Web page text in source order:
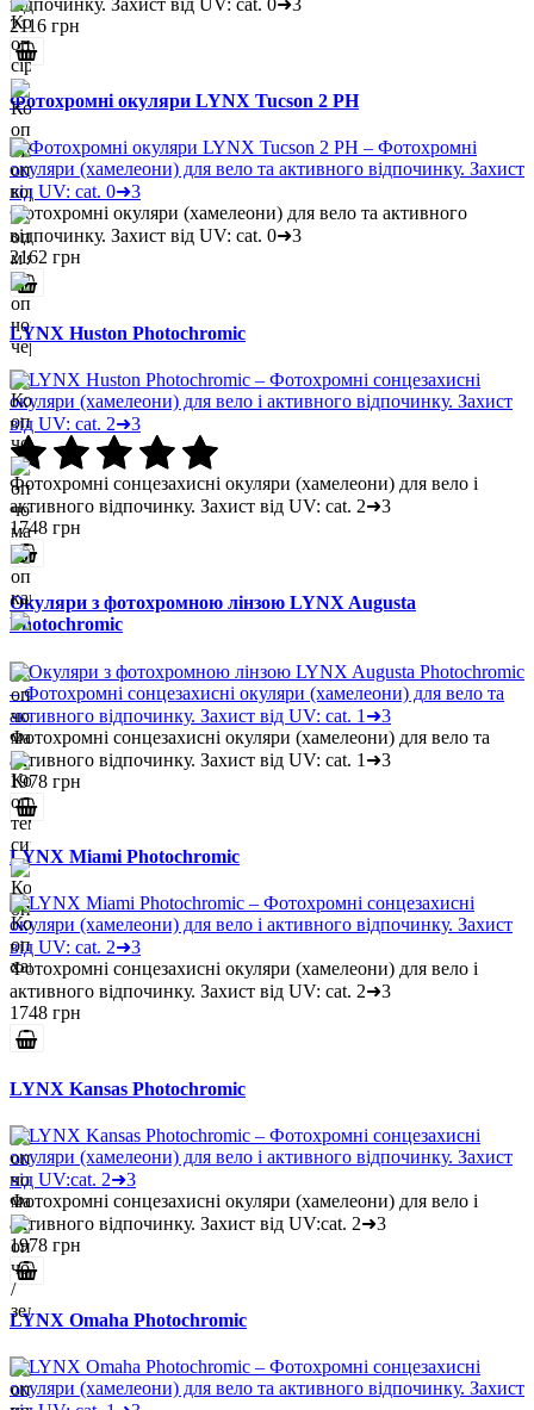
2116 грн
Фотохромні окуляри LYNX Tucson 2 PH
Фотохромні окуляри (хамелеони) для вело та активного
відпочинку. Захист від UV: cat. 0➜3
2162 грн
LYNX Huston Photochromic
Фотохромні сонцезахисні окуляри (хамелеони) для вело і
активного відпочинку. Захист від UV: cat. 2➜3
1748 грн
Окуляри з фотохромною лінзою LYNX Augusta
Photochromic
Фотохромні сонцезахисні окуляри (хамелеони) для вело та
активного відпочинку. Захист від UV: cat. 1➜3
1978 грн
LYNX Miami Photochromic
Фотохромні сонцезахисні окуляри (хамелеони) для вело і
активного відпочинку. Захист від UV: cat. 2➜3
1748 грн
LYNX Kansas Photochromic
Фотохромні сонцезахисні окуляри (хамелеони) для вело і
активного відпочинку. Захист від UV:cat. 2➜3
1978 грн
LYNX Omaha Photochromic